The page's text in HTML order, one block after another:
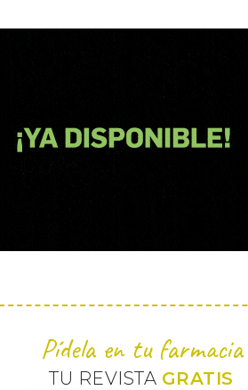
Pídela en tu farmacia
TU REVISTA GRATIS